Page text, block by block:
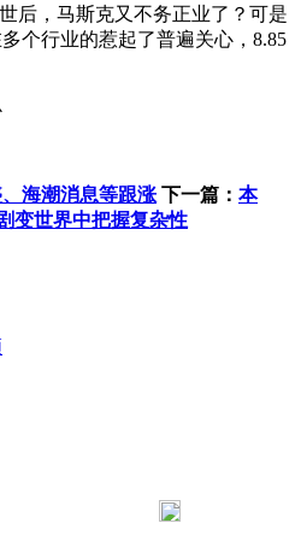
后，马斯克又不务正业了？可是
个行业的惹起了普遍关心，8.85
海潮消息等跟涨 下一篇： 本
变世界中把握复杂性